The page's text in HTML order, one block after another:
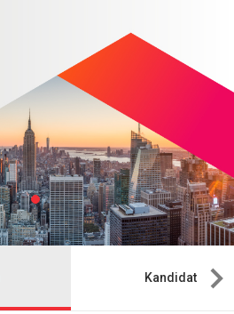
Kandidat